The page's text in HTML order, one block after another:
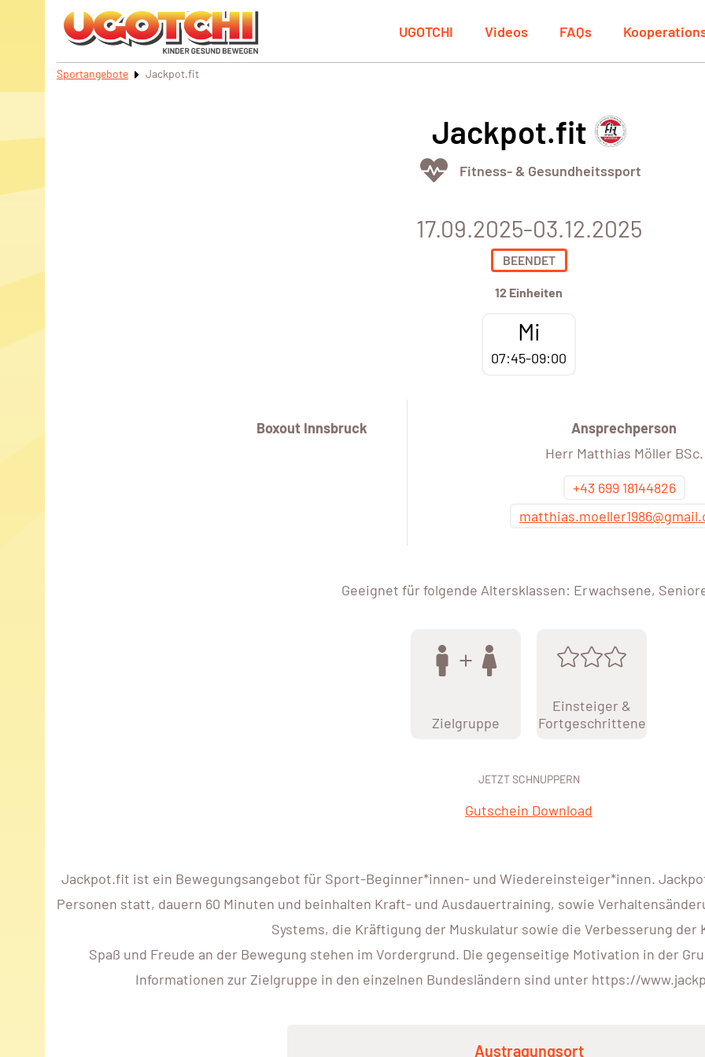
UGOTCHI Videos FAQs
Sportangebote Jackpot.fit
Jackpot.fit
Fitness- & Gesundheitssport
17.09.2025-03.12.2025
BEENDET
12 Einheiten
Mi
07:45-09:00
Boxout Innsbruck
Ansprechperson
Herr Matthias Möller BSc.
+43 699 18144826
Geeignet für folgende Altersklassen: Erwachsene,
Zielgruppe
Einsteiger &
Fortgeschrittene
JETZT SCHNUPPERN
Gutschein Download
Jackpot.fit ist ein Bewegungsangebot für Sport-Beginner*innen- und Wiedereinsteiger*innen.
Personen statt, dauern 60 Minuten und beinhalten Kraft- und Ausdauertraining, sowie
Systems, die Kräftigung der Muskulatur sowie die Verbesserung der
Spaß und Freude an der Bewegung stehen im Vordergrund. Die gegenseitige Motivation in der
Informationen zur Zielgruppe in den einzelnen Bundesländern sind unter https://
Austragungsort